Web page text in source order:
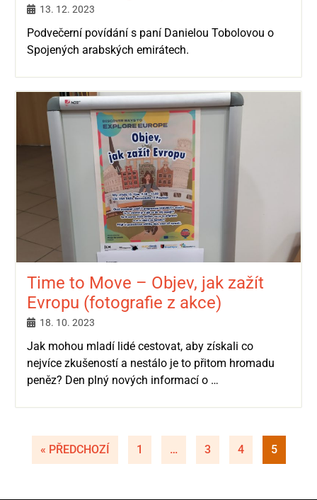
13. 12. 2023
Podvečerní povídání s paní Danielou Tobolovou o
Spojených arabských emirátech.
Time to Move – Objev, jak zažít
Evropu (fotografie z akce)
18. 10. 2023
Jak mohou mladí lidé cestovat, aby získali co
nejvíce zkušeností a nestálo je to přitom hromadu
peněz? Den plný nových informací o …
« PŘEDCHOZÍ 1 … 3 4 5